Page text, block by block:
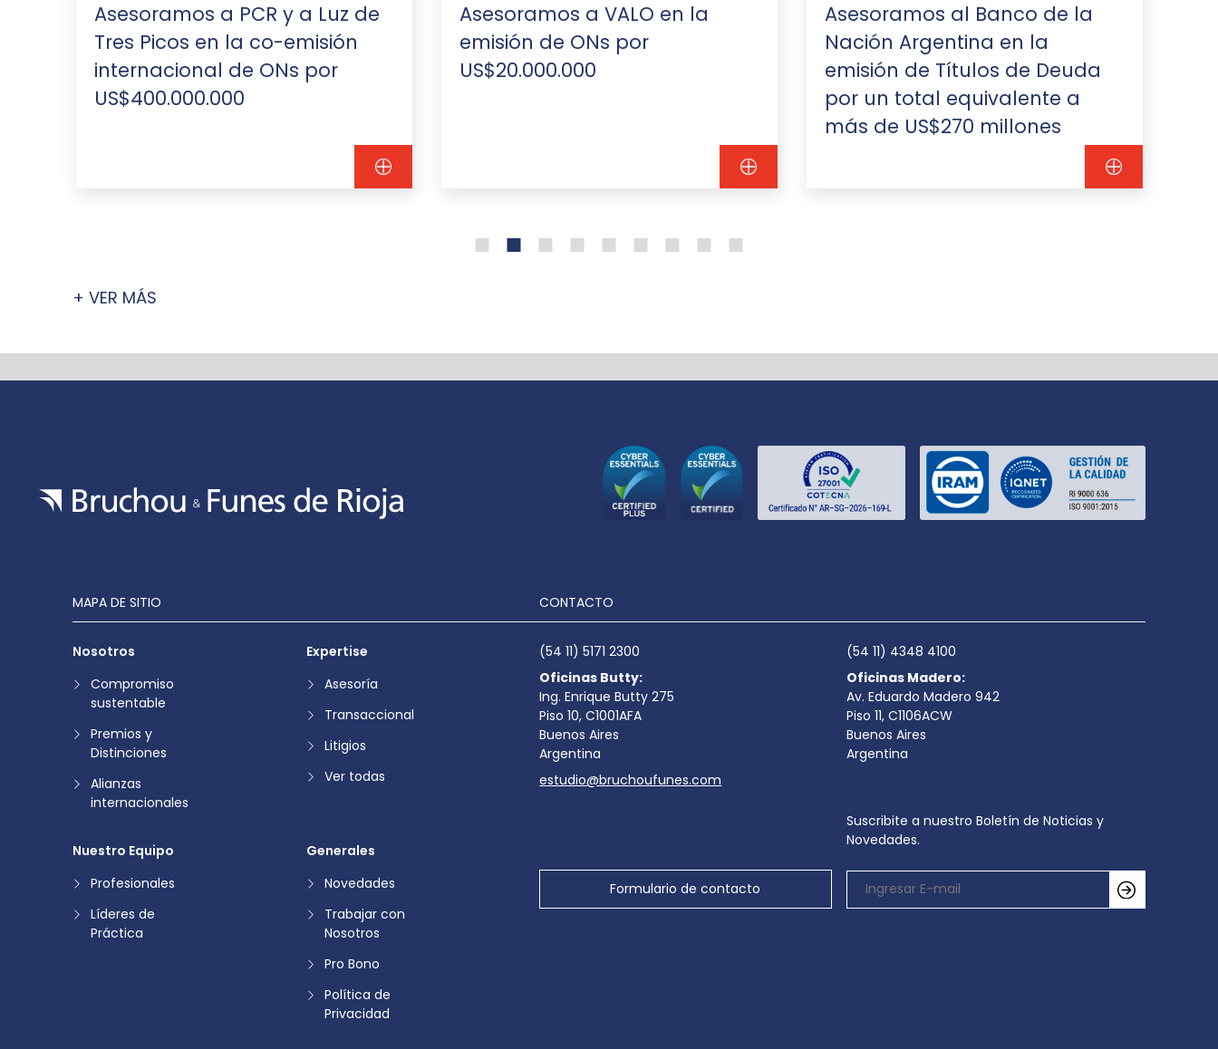
Asesoramos a PCR y a Luz de
Tres Picos en la co-emisión
internacional de ONs por
US$400.000.000
Asesoramos a VALO en la
emisión de ONs por
US$20.000.000
Asesoramos al Banco de la
Nación Argentina en la
emisión de Títulos de Deuda
por un total equivalente a
más de US$270 millones
+ VER MÁS
MAPA DE SITIO
Nosotros
Compromiso
sustentable
Premios y
Distinciones
Alianzas
internacionales
Expertise
Asesoría
Transaccional
Litigios
Ver todas
Nuestro Equipo
Profesionales
Líderes de
Práctica
Generales
Novedades
Trabajar con
Nosotros
Pro Bono
Política de
Privacidad
CONTACTO
(54 11) 5171 2300
Oficinas Butty:
Ing. Enrique Butty 275
Piso 10, C1001AFA
Buenos Aires
Argentina
estudio@bruchoufunes.com
Formulario de contacto
(54 11) 4348 4100
Oficinas Madero:
Av. Eduardo Madero 942
Piso 11, C1106ACW
Buenos Aires
Argentina
Suscribite a nuestro Boletín de Noticias y
Novedades.